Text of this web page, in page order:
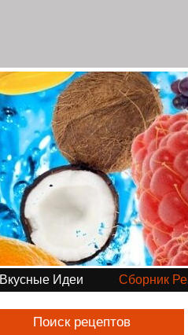
Вкусные Идеи Сборник
Поиск рецептов